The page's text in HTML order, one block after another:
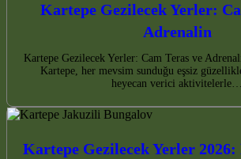
Kartepe Gezilecek Yerler:
Adrenalin
Kartepe Gezilecek Yerler: Cam Teras ve
Kartepe, her mevsim sunduğu eşsiz
heyecan verici aktivitelerle…
Kartepe Gezilecek Yerler 2026: